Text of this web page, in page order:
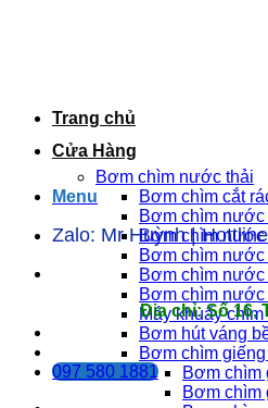
Menu
Zalo: Mr Huỳnh |
Địa chỉ: Số 16,
097 580 1881
Trang chủ
Cửa Hàng
Bơm chìm nước thải
Bơm chìm cắt
Bơm chìm
Bơm chìm nước
Bơm chìm nước
Bơm chìm nước
Bơm chìm nước
Máy khuấy
Bơm hút váng
Bơm chìm
Bơm chìm
Bơm chìm